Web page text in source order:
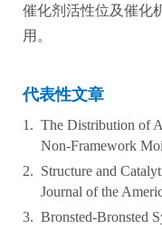
催化剂活性位及催化
用。
代表性文章
1. The Distribution of
Non-Framework
2. Structure and
Journal of the
3. Bronsted-Bronsted